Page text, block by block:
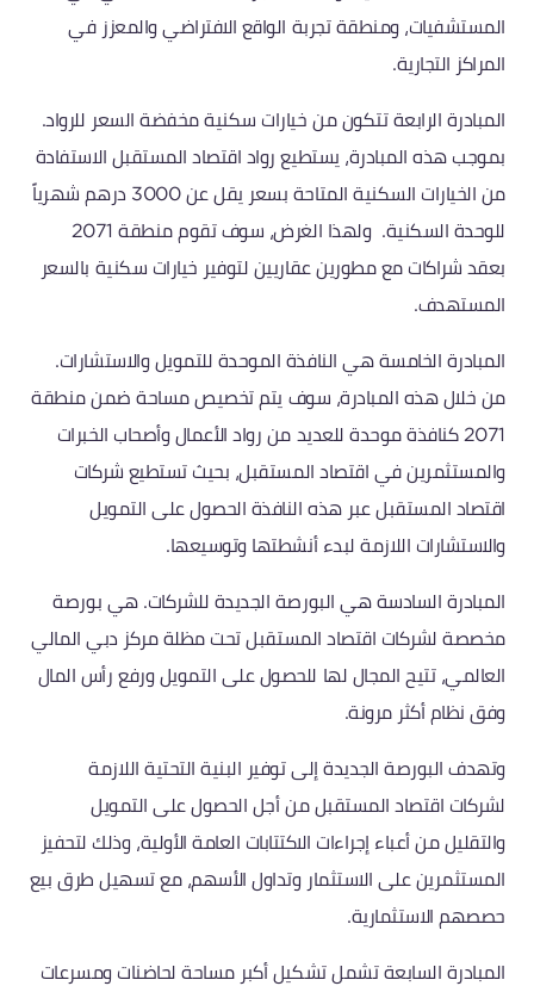
المستشفيات، ومنطقة تجربة الواقع الافتراضي والمعزز في
المراكز التجارية.
المبادرة الرابعة تتكون من خيارات سكنية مخفضة السعر للرواد.
بموجب هذه المبادرة، يستطيع رواد اقتصاد المستقبل الاستفادة
من الخيارات السكنية المتاحة بسعر يقل عن 3000 درهم شهرياً
للوحدة السكنية. ولهذا الغرض، سوف تقوم منطقة 2071
بعقد شراكات مع مطورين عقاريين لتوفير خيارات سكنية بالسعر
المستهدف.
المبادرة الخامسة هي النافذة الموحدة للتمويل والاستشارات.
من خلال هذه المبادرة، سوف يتم تخصيص مساحة ضمن منطقة
2071 كنافذة موحدة للعديد من رواد الأعمال وأصحاب الخبرات
والمستثمرين في اقتصاد المستقبل، بحيث تستطيع شركات
اقتصاد المستقبل عبر هذه النافذة الحصول على التمويل
والاستشارات اللازمة لبدء أنشطتها وتوسيعها.
المبادرة السادسة هي البورصة الجديدة للشركات. هي بورصة
مخصصة لشركات اقتصاد المستقبل تحت مظلة مركز دبي المالي
العالمي، تتيح المجال لها للحصول على التمويل ورفع رأس المال
وفق نظام أكثر مرونة.
وتهدف البورصة الجديدة إلى توفير البنية التحتية اللازمة
لشركات اقتصاد المستقبل من أجل الحصول على التمويل
والتقليل من أعباء إجراءات الاكتتابات العامة الأولية، وذلك لتحفيز
المستثمرين على الاستثمار وتداول الأسهم، مع تسهيل طرق بيع
حصصهم الاستثمارية.
المبادرة السابعة تشمل تشكيل أكبر مساحة لحاضنات ومسرعات